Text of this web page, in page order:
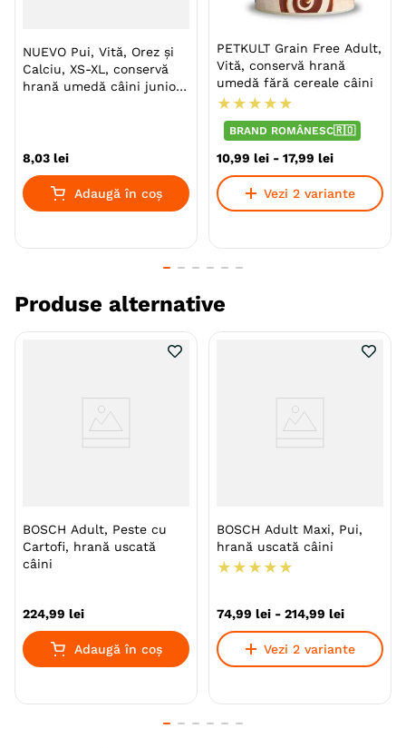
adulti si caini cu sensibilitate nutritionala
Caini
Toy (XS) Mica (S)
Medie (M)
Mare (L)
Giant (XL)
Varsta Adult
Premium
Metoda de preparare Uscata prin extrudare
NUEVO Pui, Vită, Orez și
Calciu, XS-XL, conservă
hrană umedă câini junior,
8,03 lei
Adaugă în coș
PETKULT Grain Free Adult,
Vită, conservă hrană
umedă fără cereale câini
★ ★ ★ ★ ★
BRAND ROMÂNESC🇷🇴
10,99 lei - 17,99 lei
Vezi 2 variante
Produse alternative
BOSCH Adult, Peste cu
Cartofi, hrană uscată
câini
224,99 lei
Adaugă în coș
BOSCH Adult Maxi, Pui,
hrană uscată câini
★ ★ ★ ★ ★
74,99 lei - 214,99 lei
Vezi 2 variante